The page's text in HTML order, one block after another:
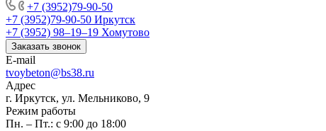
+7 (3952)79-90-50
+7 (3952)79-90-50 Иркутск
+7 (3952) 98‒19‒19 Хомутово
Заказать звонок
E-mail
tvoybeton@bs38.ru
Адрес
г. Иркутск, ул. Мельниково, 9
Режим работы
Пн. – Пт.: с 9:00 до 18:00